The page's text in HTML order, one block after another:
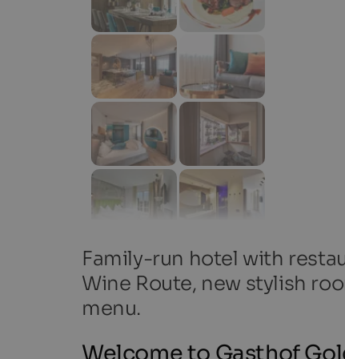
Family-run hotel with
Wine Route, new stylish
menu.
Welcome to Gasthof